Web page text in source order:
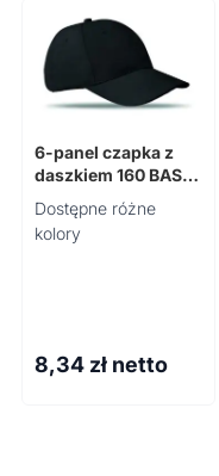
6-panel czapka z
daszkiem 160 BASIE
APOLLO
Dostępne różne
kolory
8,34 zł netto